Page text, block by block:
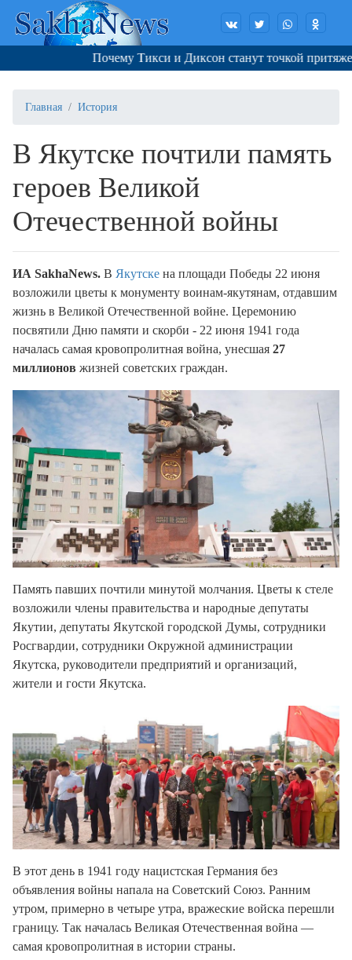
Почему Тикси и Диксон станут точкой
Главная История
В Якутске почтили память
героев Великой
Отечественной войны
ИА SakhaNews. В Якутске на площади Победы 22 июня
возложили цветы к монументу воинам-якутянам, отдавшим
жизнь в Великой Отечественной войне. Церемонию
посвятили Дню памяти и скорби - 22 июня 1941 года
началась самая кровопролитная война, унесшая 27
миллионов жизней советских граждан.
Память павших почтили минутой молчания. Цветы к стеле
возложили члены правительства и народные депутаты
Якутии, депутаты Якутской городской Думы, сотрудники
Росгвардии, сотрудники Окружной администрации
Якутска, руководители предприятий и организаций,
жители и гости Якутска.
В этот день в 1941 году нацистская Германия без
объявления войны напала на Советский Союз. Ранним
утром, примерно в четыре утра, вражеские войска перешли
границу. Так началась Великая Отечественная война —
самая кровопролитная в истории страны.